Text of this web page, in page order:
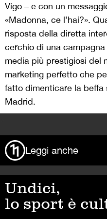
Vigo – e con un
«Madonna, ce l’hai?».
risposta della diretta
cerchio di una
media più prestigiosi del
marketing perfetto che
fatto dimenticare la beffa
Madrid.
Leggi anche
Undici,
lo sport è